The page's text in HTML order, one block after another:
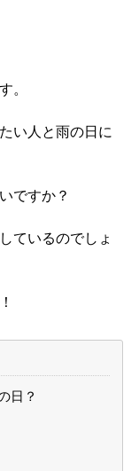
。
い人と雨の日に
ですか？
ているのでしょ
日？